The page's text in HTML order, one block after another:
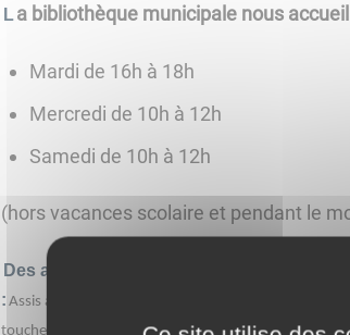
L a bibliothèque municipale nous
Mardi de 16h à 18h
Mercredi de 10h à 12h
Samedi ​​​​​​​​​​​​​​de 10h à 12h
(hors vacances scolaire et pendant le
Des animations "Bébés lecteurs" ont lieu
: Assis autour d’un grand tapis de lecture en tissu,
toucher et à explorer, les enfants prolongent la